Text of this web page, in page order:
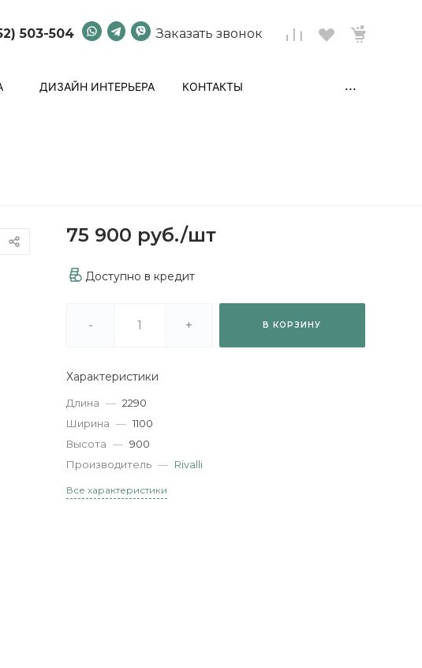
503-504 Заказать звонок
ДИЗАЙН ИНТЕРЬЕРА КОНТАКТЫ ...
75 900 руб./шт
Доступно в кредит
- + В КОРЗИНУ
Характеристики
Длина — 2290
Ширина — 1100
Высота — 900
Производитель — Rivalli
Все характеристики